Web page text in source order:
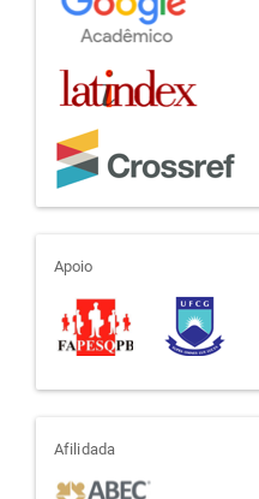
apoio
Apoio
afiliada
Afilidada